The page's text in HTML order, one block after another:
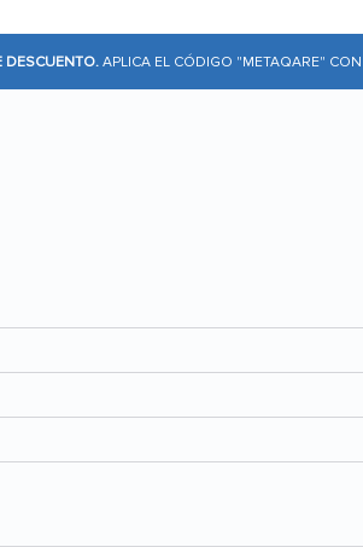
DESCUENTO.APLICA EL CÓDIGO "METAQARE" CON